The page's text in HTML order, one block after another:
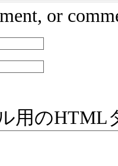
or
用のHTML